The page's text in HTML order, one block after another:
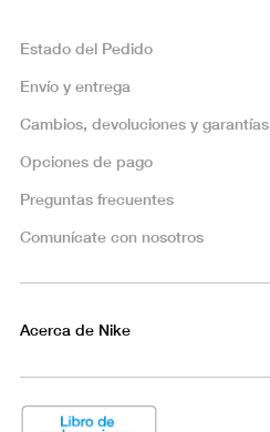
Estado del Pedido
Envío y entrega
Cambios, devoluciones y garantías
Opciones de pago
Preguntas frecuentes
Comunícate con nosotros
Acerca de Nike